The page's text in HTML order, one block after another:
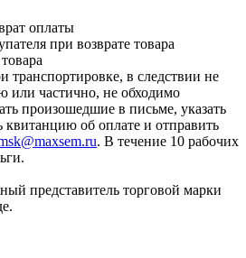
оплаты
при возврате товара
в следствии не
или частично, не обходимо
произошедшие в письме, указать
квитанцию об оплате и отправить
. В течение 10 рабочих
представитель торговой марки